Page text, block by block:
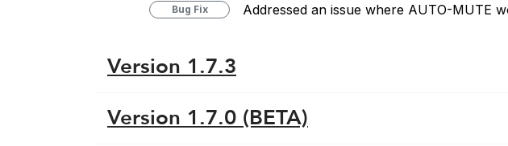
Bug Fix Addressed an issue where AUTO-MUTE
Version 1.7.3
Version 1.7.0 (BETA)